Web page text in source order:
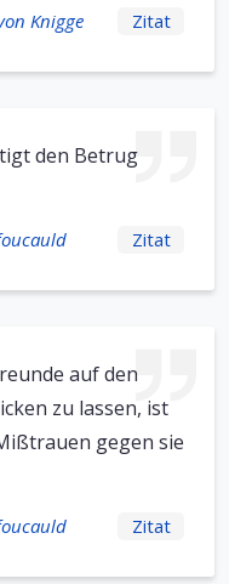
Knigge Zitat
den Betrug
Zitat
auf den
zu lassen, ist
gegen sie
Zitat